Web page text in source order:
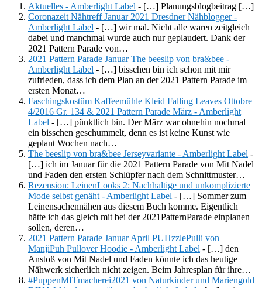
Aktuelles - Amberlight Label - […] Planungsblogbeitrag […]
Coronazeit Nähtreff Januar 2021 Dresdner Nähblogger -
Amberlight Label - […] wir mal. Nicht alle waren zeitgleich
dabei und manchmal wurde auch nur geplaudert. Dank der
2021 Pattern Parade von…
2021 Pattern Parade Januar The beeslip von bra&bee -
Amberlight Label - […] bisschen bin ich schon mit mir
zufrieden, dass ich dem Plan an der 2021 Pattern Parade im
ersten Monat…
Faschingskostüm Kaffeemühle Kleid Falling Leaves Ottobre
4/2016 Gr. 134 & 2021 Pattern Parade März - Amberlight
Label - […] pünktlich bin. Der März war ohnehin nochmal
ein bisschen geschummelt, denn es ist keine Kunst wie
geplant Wochen nach…
The beeslip von bra&bee Jerseyvariante - Amberlight Label -
[…] ich im Januar für die 2021 Pattern Parade von Mit Nadel
und Faden den ersten Schlüpfer nach dem Schnittmuster…
Rezension: LeinenLooks 2: Nachhaltige und unkomplizierte
Mode selbst genäht - Amberlight Label - […] Sommer zum
Leinensachennähen aus diesem Buch komme. Eigentlich
hätte ich das gleich mit bei der 2021PatternParade einplanen
sollen, deren…
2021 Pattern Parade Januar April PUHzzlePulli von
ManjiPuh Pullover Hoodie - Amberlight Label - […] den
Anstoß von Mit Nadel und Faden könnte ich das heutige
Nähwerk sicherlich nicht zeigen. Beim Jahresplan für ihre…
#PuppenMITmacherei2021 von Naturkinder und Mariengold